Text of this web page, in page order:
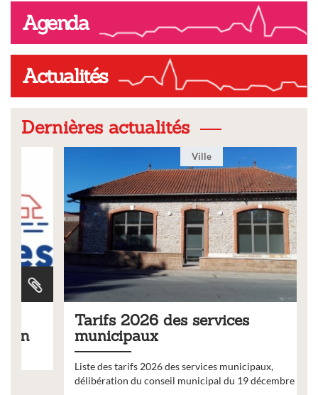
Agenda
Actualités
Dernières actualités
Tarifs 2026 des services
municipaux
Liste des tarifs 2026 des services municipaux,
délibération du conseil municipal du 19 décembre 2025